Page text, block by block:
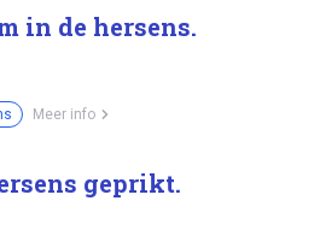
in de hersens.
Meer info
geprikt.